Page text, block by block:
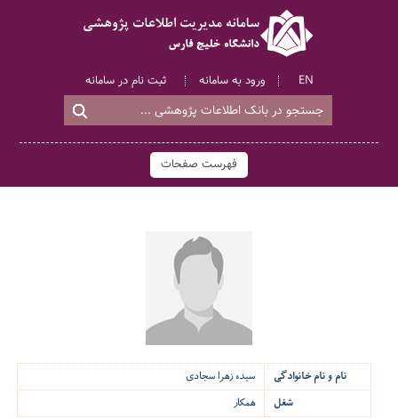
ثبت نام در سامانه ورود به سامانه EN
فهرست صفحات
نام و نام خانوادگی
سیده زهرا سجادی
شغل
همکار